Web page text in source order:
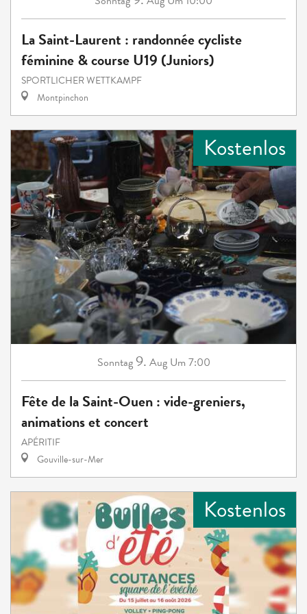
La Saint-Laurent : randonnée cycliste
féminine & course U19 (Juniors)
SPORTLICHER WETTKAMPF
Montpinchon
Kostenlos
Sonntag9. Aug Um 7:00
Fête de la Saint-Ouen : vide-greniers,
animations et concert
APÉRITIF
Gouville-sur-Mer
Kostenlos